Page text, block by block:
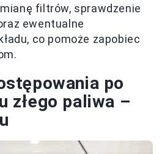
filtrów, sprawdzenie
ewentualne
co pomoże zapobiec
po
złego paliwa –